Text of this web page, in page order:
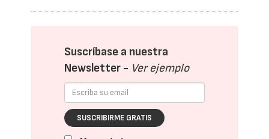
Suscríbase a nuestra
Newsletter - Ver ejemplo
SUSCRIBIRME GRATIS